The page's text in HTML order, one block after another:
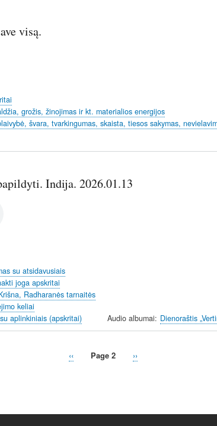
visą.
grožis, žinojimas ir kt. materialios energijos
švara, tvarkingumas, skaista, tiesos sakymas,
Indija. 2026.01.13
su atsidavusiais
joga apskritai
Radharanės tarnaitės
keliai
aplinkiniais (apskritai)
Audio albumai Dienoraštis
Previous
‹‹ Page 2
Next
››